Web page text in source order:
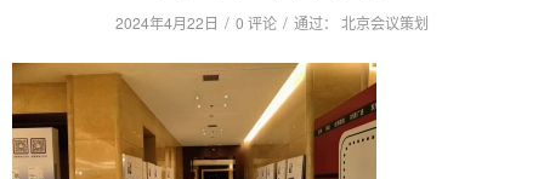
2024年4月22日 / 0 评论 / 通过： 北京会议策划